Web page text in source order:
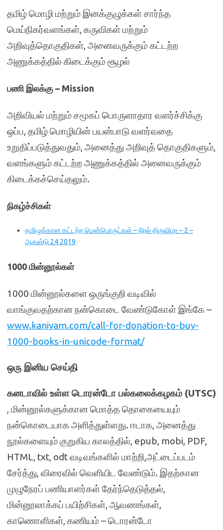
தமிழ் மொழி மற்றும் இனக்குழுக்கள் சார்ந்த
மெய்நிகர்வளங்கள், கருவிகள் மற்றும்
அறிவுத்தொகுதிகள், அனைவருக்கும் கட்டற்ற
அணுக்கத்தில் கிடைக்கும் சூழல்
பணி இலக்கு – Mission
அறிவியல் மற்றும் சமூகப் பொருளாதார வளர்ச்சிக்கு
ஒப்ப, தமிழ் மொழியின் பயன்பாடு வளர்வதை
உறுதிப்படுத்துவதும், அனைத்து அறிவுத் தொகுதிகளும்,
வளங்களும் கட்டற்ற அணுக்கத்தில் அனைவருக்கும்
கிடைக்கச்செய்தலும்.
நிகழ்ச்சிகள்
தமிழுக்கான கட்டற்ற மென்பொருட்கள் – நிரல் திருவிழா – 2 –
ஆகஸ்டு 24 2019
1000 மின்னூல்கள்
1000 மின்னூல்களை ஒருங்குறி வடிவில்
வாங்குவதற்கான நன்கொடை வேண்டுகோள் இங்கே –
www.kaniyam.com/call-for-donation-to-buy-
1000-books-in-unicode-format/
ஒரு இனிய செய்தி
கனடாவில் உள்ள டொரன்டோ பல்கலைக்கழகம் (UTSC)
, மின்னூல்களுக்கான மொத்த தொகையையும்
நன்கொடையாக அளித்துள்ளது. ஈடாக, அனைத்து
நூல்களையும் குறுகிய காலத்தில், epub, mobi, PDF,
HTML, txt, odt வடிவங்களில் மாற்றி,அட்டைப்படம்
சேர்த்து, விரைவில் வெளியிட வேண்டும். இதற்கான
முழுநேரப் பணியாளர்கள் தேர்ந்தெடுத்தல்,
மின்னூலாக்கப் பயிற்சிகள், ஆவணங்கள்,
காணொளிகள், கணியம் – டொரன்டோ